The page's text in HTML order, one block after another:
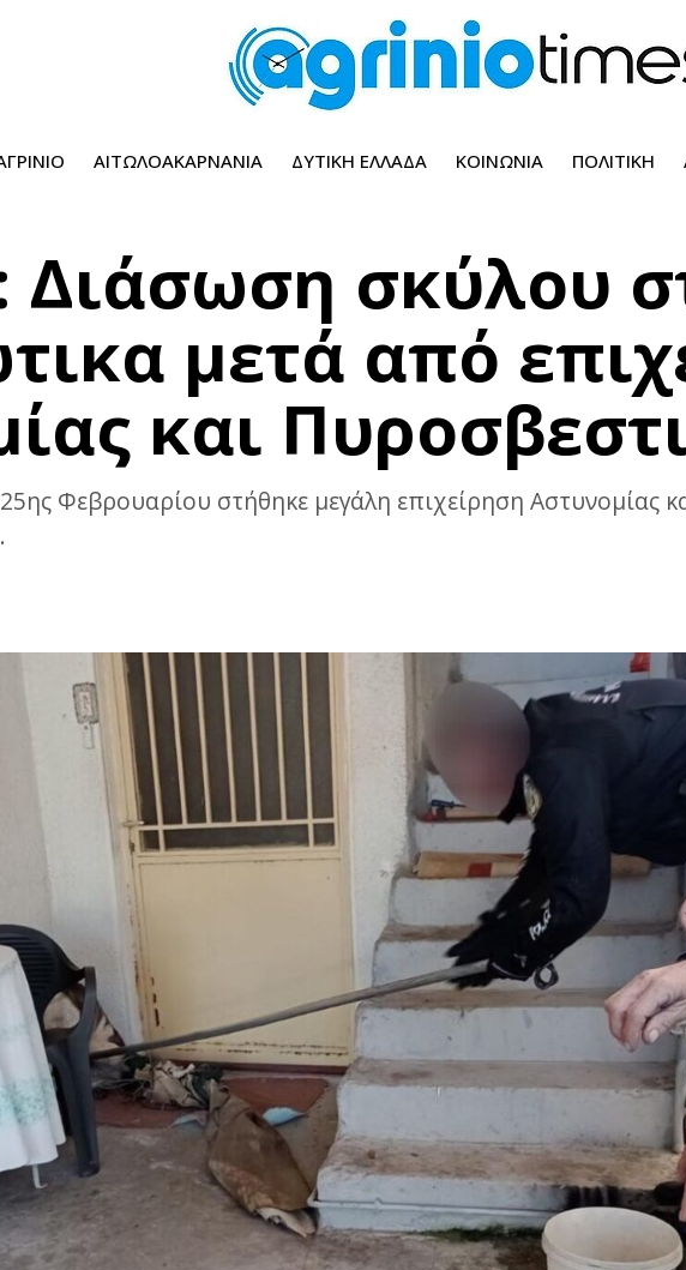
ΑΙΤΩΛΟΑΚΑΡΝΑΝΊΑ ΔΥΤΙΚΉ ΕΛΛΆΔΑ ΚΟΙΝΩΝΊΑ ΠΟΛΙΤΙΚΉ
Διάσωση σκύλου
μετά από
και
Φεβρουαρίου στήθηκε μεγάλη επιχείρηση Αστυνομίας